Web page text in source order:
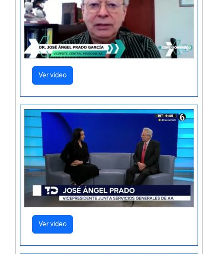
Ver video
Ver video